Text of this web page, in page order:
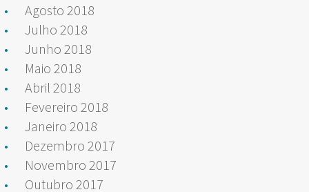
Agosto 2018
Julho 2018
Junho 2018
Maio 2018
Abril 2018
Fevereiro 2018
Janeiro 2018
Dezembro 2017
Novembro 2017
Outubro 2017